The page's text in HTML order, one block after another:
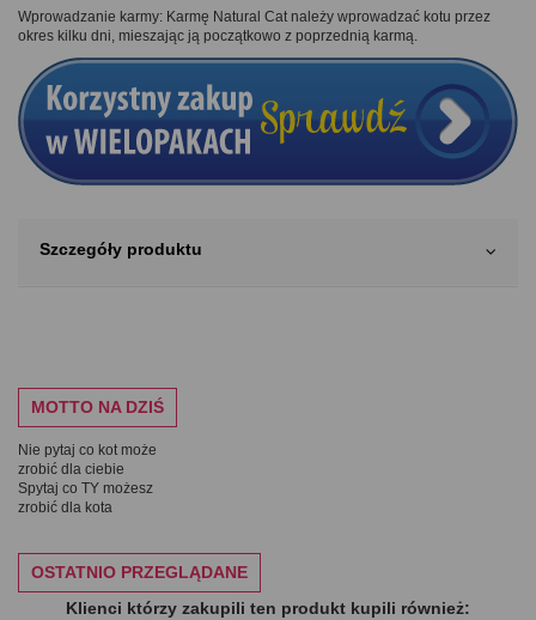
Wprowadzanie karmy: Karmę Natural Cat należy wprowadzać kotu przez
okres kilku dni, mieszając ją początkowo z poprzednią karmą.
Szczegóły produktu
MOTTO NA DZIŚ
Nie pytaj co kot może
zrobić dla ciebie
Spytaj co TY możesz
zrobić dla kota
OSTATNIO PRZEGLĄDANE
Klienci którzy zakupili ten produkt kupili również: